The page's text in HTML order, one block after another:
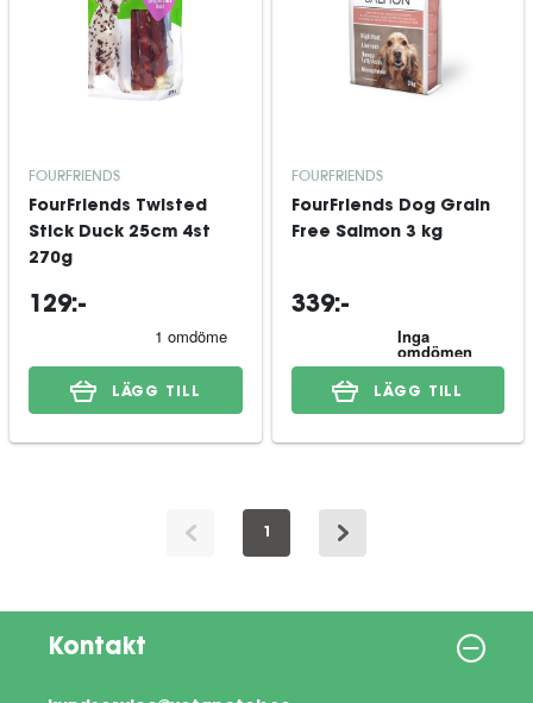
FOURFRIENDS
FourFriends Twisted
Stick Duck 25cm 4st
270g
129:-
LÄGG TILL
FOURFRIENDS
FourFriends Dog Grain
Free Salmon 3 kg
339:-
LÄGG TILL
1
Kontakt